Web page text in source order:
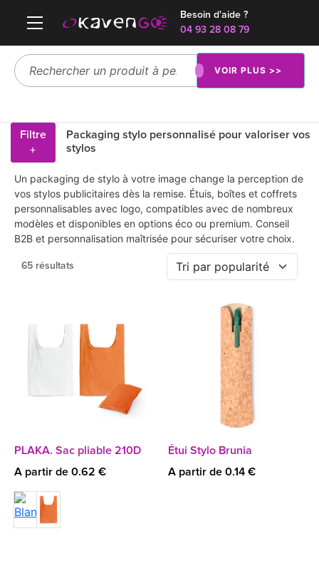
Besoin d'aide ?
04 93 28 08 79
VOIR PLUS >>
Filtre
+
Packaging stylo personnalisé pour valoriser vos
stylos
Un packaging de stylo à votre image change la perception de
vos stylos publicitaires dès la remise. Étuis, boîtes et coffrets
personnalisables avec logo, compatibles avec de nombreux
modèles et disponibles en options éco ou premium. Conseil
B2B et personnalisation maîtrisée pour sécuriser votre choix.
65 résultats
PLAKA. Sac pliable 210D
A partir de 0.62 €
Étui Stylo Brunia
A partir de 0.14 €